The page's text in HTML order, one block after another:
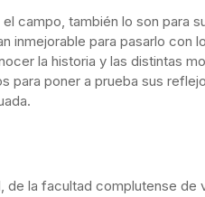
campo, también lo son para
inmejorable para pasarlo con
la historia y las distintas
para poner a prueba sus
la facultad complutense de